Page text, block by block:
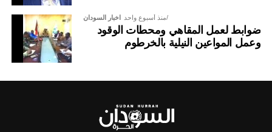
اخبار السودان منذ أسبوع واحد
ضوابط لعمل المقاهي ومحطات الوقود
وعمل المواعين النيلية بالخرطوم